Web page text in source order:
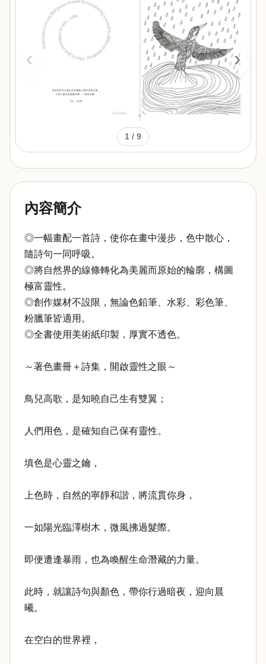
‹ ›
1 / 9
內容簡介
◎一幅畫配一首詩，使你在畫中漫步，色中散心，
隨詩句一同呼吸。
◎將自然界的線條轉化為美麗而原始的輪廓，構圖
極富靈性。
◎創作媒材不設限，無論色鉛筆、水彩、彩色筆、
粉臘筆皆適用。
◎全書使用美術紙印製，厚實不透色。
～著色畫冊＋詩集，開啟靈性之眼～
鳥兒高歌，是知曉自己生有雙翼；
人們用色，是確知自己保有靈性。
填色是心靈之鑰，
上色時，自然的寧靜和諧，將流貫你身，
一如陽光臨澤樹木，微風拂過髮際。
即便遭逢暴雨，也為喚醒生命潛藏的力量。
此時，就讓詩句與顏色，帶你行過暗夜，迎向晨
曦。
在空白的世界裡，